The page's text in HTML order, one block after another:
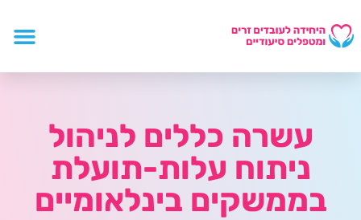
עשרה כללים לניהול
ניתוח עלות-תועלת
בממשקים בינלאומיים